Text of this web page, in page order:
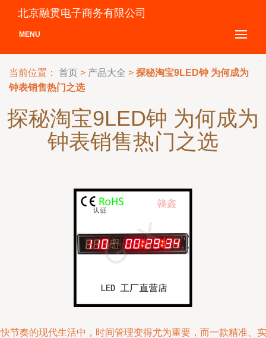
北京融贯电子商务有限公司
MENU
当前位置： 首页 > 产品大全 > 探秘淘宝9LED钟 为何成为
钟表销售热门之选
探秘淘宝9LED钟 为何成为
钟表销售热门之选
节奏的现代生活中，时间管理变得尤为重要，而一款精准、实